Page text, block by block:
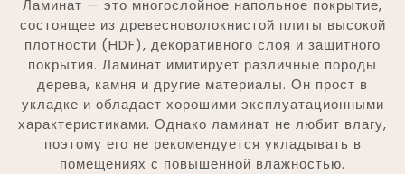
Ламинат — это многослойное напольное покрытие,
состоящее из древесноволокнистой плиты высокой
плотности (HDF), декоративного слоя и защитного
покрытия. Ламинат имитирует различные породы
дерева, камня и другие материалы. Он прост в
укладке и обладает хорошими эксплуатационными
характеристиками. Однако ламинат не любит влагу,
поэтому его не рекомендуется укладывать в
помещениях с повышенной влажностью.